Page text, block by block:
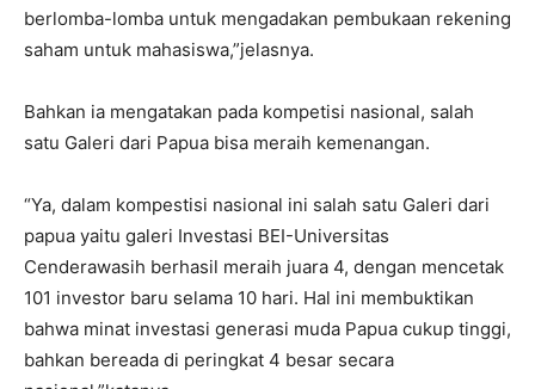
berlomba-lomba untuk mengadakan pembukaan rekening
saham untuk mahasiswa,”jelasnya.
Bahkan ia mengatakan pada kompetisi nasional, salah
satu Galeri dari Papua bisa meraih kemenangan.
“Ya, dalam kompestisi nasional ini salah satu Galeri dari
papua yaitu galeri Investasi BEI-Universitas
Cenderawasih berhasil meraih juara 4, dengan mencetak
101 investor baru selama 10 hari. Hal ini membuktikan
bahwa minat investasi generasi muda Papua cukup tinggi,
bahkan bereada di peringkat 4 besar secara